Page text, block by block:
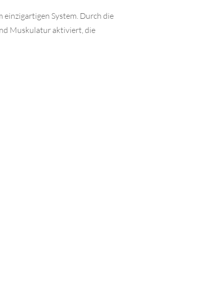
einzigartigen System. Durch die
Muskulatur aktiviert, die